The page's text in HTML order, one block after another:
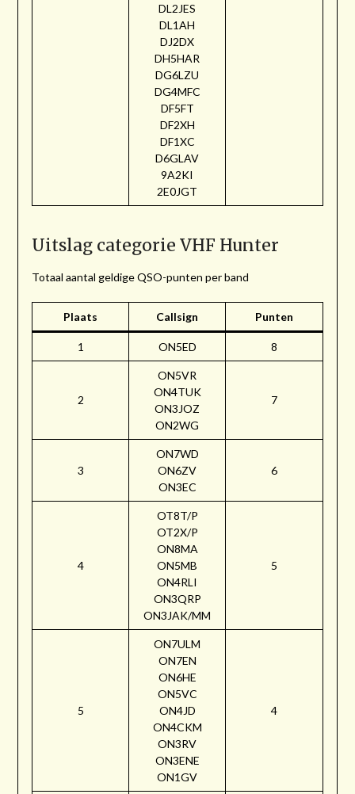
DL2JES
DL1AH
DJ2DX
DH5HAR
DG6LZU
DG4MFC
DF5FT
DF2XH
DF1XC
D6GLAV
9A2KI
2E0JGT
Uitslag categorie VHF Hunter
Totaal aantal geldige QSO-punten per band
Plaats Callsign Punten
1 ON5ED 8
2
ON5VR
ON4TUK
ON3JOZ
ON2WG
7
3
ON7WD
ON6ZV
ON3EC
6
4
OT8T/P
OT2X/P
ON8MA
ON5MB
ON4RLI
ON3QRP
ON3JAK/MM
5
5
ON7ULM
ON7EN
ON6HE
ON5VC
ON4JD
ON4CKM
ON3RV
ON3ENE
ON1GV
4